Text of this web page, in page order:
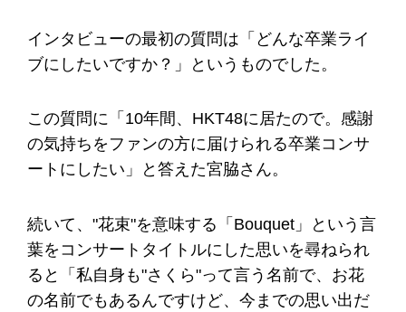
インタビューの最初の質問は「どんな卒業ライ
ブにしたいですか？」というものでした。
この質問に「10年間、HKT48に居たので。感謝
の気持ちをファンの方に届けられる卒業コンサ
ートにしたい」と答えた宮脇さん。
続いて、"花束"を意味する「Bouquet」という言
葉をコンサートタイトルにした思いを尋ねられ
ると「私自身も"さくら"って言う名前で、お花
の名前でもあるんですけど、今までの思い出だ